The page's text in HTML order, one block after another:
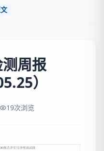
周报
）
19次浏览